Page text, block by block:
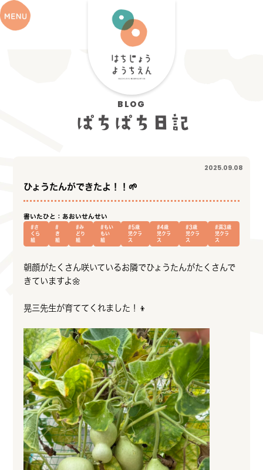
BLOG
ぱちぱち日記
ひょうたんができたよ！！🌱
2025.09.08
書いたひと：あおいせんせい
#さ
くら
組
#
き
組
#み
どり
組
#もい
もい
組
#5歳
児クラ
ス
#4歳
児クラ
ス
#3歳
児クラ
ス
#満3歳
児クラ
ス
朝顔がたくさん咲いているお隣でひょうたんがたくさんで
きていますよ🌼
晃三先生が育ててくれました！👦